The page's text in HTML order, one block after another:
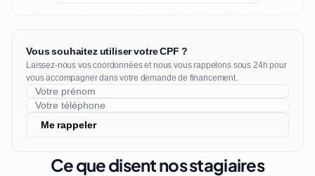
Vous souhaitez utiliser votre CPF ?
Laissez-nous vos coordonnées et nous vous rappelons sous 24h pour
vous accompagner dans votre demande de financement.
Me rappeler
Ce que disent nos stagiaires